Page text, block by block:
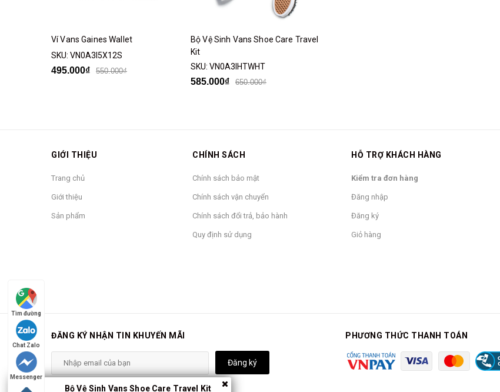
Ví Vans Slipped Walletlà chiếc ví được làm với chất liệu 100% nylon gấp 3 lần pha trộn đem lại độ bền lâu dài và khả
mài mòn, rách nát.
Ví Vans Gaines Wallet
SKU: VN0A3I5X12S
495.000₫ 550.000₫
Bộ Vệ Sinh Vans Shoe Care Travel
Kit
SKU: VN0A3IHTWHT
585.000₫ 650.000₫
GIỚI THIỆU
Trang chủ
Giới thiệu
Sản phẩm
CHÍNH SÁCH
Chính sách bảo mật
Chính sách vận chuyển
Chính sách đổi trả, bảo hành
Quy định sử dụng
HỖ TRỢ KHÁCH HÀNG
Kiểm tra đơn hàng
Đăng nhập
Đăng ký
Giỏ hàng
ĐĂNG KÝ NHẬN TIN KHUYẾN MÃI
Đăng ký
PHƯƠNG THỨC THANH TOÁN
Tìm đường
Chat Zalo
Messenger
Bộ Vệ Sinh Vans Shoe Care Travel Kit